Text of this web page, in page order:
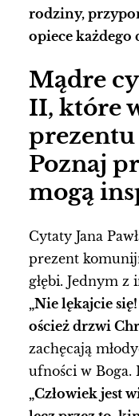
rodziny,
opiece każdego
Mądre
II, które
Poznaj
mogą
Cytaty Jana
prezent
głębi. Jednym
„Nie lękajcie
oścież drzwi
zachęcają
ufności w
„Człowiek jest